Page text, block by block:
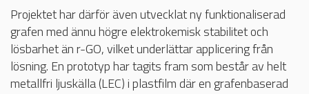
Projektet har därför även utvecklat ny funktionaliserad
grafen med ännu högre elektrokemisk stabilitet och
lösbarhet än r-GO, vilket underlättar applicering från
lösning. En prototyp har tagits fram som består av helt
metallfri ljuskälla (LEC) i plastfilm där en grafenbaserad